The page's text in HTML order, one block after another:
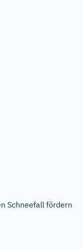
Schneefall fördern